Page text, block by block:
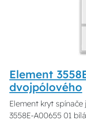
Element
dvojpólového
Element kryt spínače
3558E-A00655 01